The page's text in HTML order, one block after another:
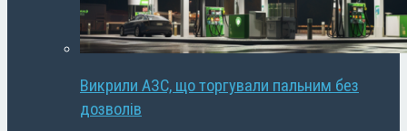
Викрили АЗС, що торгували пальним без
дозволів